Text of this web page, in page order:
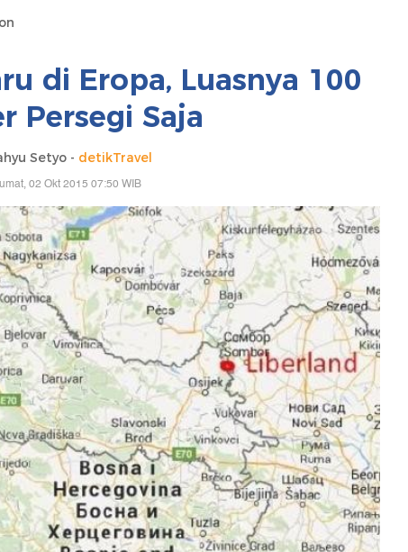
di Eropa, Luasnya 100
Persegi Saja
Setyo - detikTravel
02 Okt 2015 07:50 WIB